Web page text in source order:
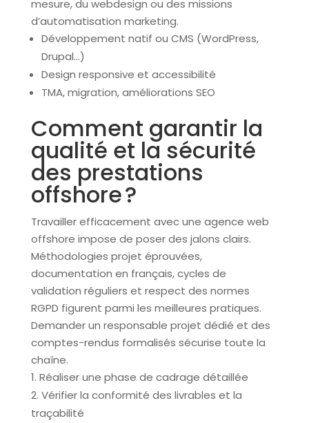
mesure, du webdesign ou des missions
d’automatisation marketing.
Développement natif ou CMS (WordPress,
Drupal…)
Design responsive et accessibilité
TMA, migration, améliorations SEO
Comment garantir la
qualité et la sécurité
des prestations
offshore ?
Travailler efficacement avec une agence web
offshore impose de poser des jalons clairs.
Méthodologies projet éprouvées,
documentation en français, cycles de
validation réguliers et respect des normes
RGPD figurent parmi les meilleures pratiques.
Demander un responsable projet dédié et des
comptes-rendus formalisés sécurise toute la
chaîne.
Réaliser une phase de cadrage détaillée
Vérifier la conformité des livrables et la
traçabilité